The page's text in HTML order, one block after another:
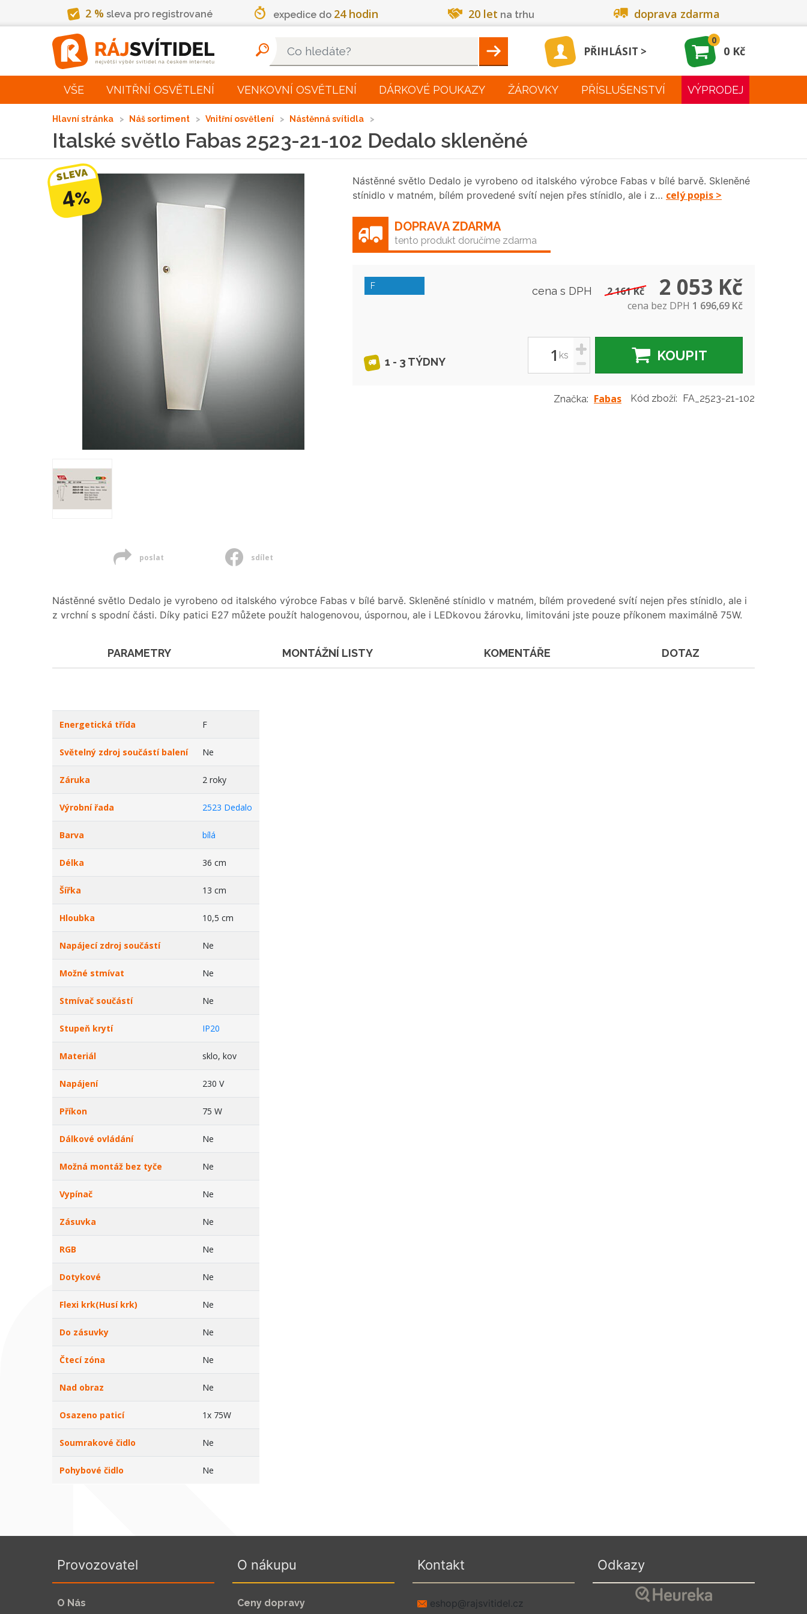
2 % sleva pro registrované expedice do 24 hodin 20 let na trhu doprava zdarma
Hleadat PŘIHLÁSIT
0
0 Kč
VŠE VNITŘNÍ OSVĚTLENÍ VENKOVNÍ OSVĚTLENÍ DÁRKOVÉ POUKAZY ŽÁROVKY PŘÍSLUŠENSTVÍ VÝPRODEJ
Hlavní stránka Náš sortiment Vnitřní osvětlení Nástěnná svítidla
Italské světlo Fabas 2523-21-102 Dedalo skleněné
SLEVA
4%
poslat sdílet
Nástěnné světlo Dedalo je vyrobeno od italského výrobce Fabas v bílé barvě. Skleněné
stínidlo v matném, bílém provedené svítí nejen přes stínidlo, ale i z… celý popis >
DOPRAVA ZDARMA
tento produkt doručíme zdarma
F
1 - 3 TÝDNY
cena s DPH 2 161 Kč 2 053 Kč
cena bez DPH 1 696,69 Kč
ks
+
-
KOUPIT
Značka: Fabas Kód zboží: FA_2523-21-102
Nástěnné světlo Dedalo je vyrobeno od italského výrobce Fabas v bílé barvě. Skleněné stínidlo v matném, bílém provedené svítí nejen přes stínidlo, ale i
z vrchní s spodní části. Díky patici E27 můžete použít halogenovou, úspornou, ale i LEDkovou žárovku, limitováni jste pouze příkonem maximálně 75W.
PARAMETRY MONTÁŽNÍ LISTY KOMENTÁŘE DOTAZ
Energetická třída F
Světelný zdroj součástí balení Ne
Záruka 2 roky
Výrobní řada 2523 Dedalo
Barva bílá
Délka 36 cm
Šířka 13 cm
Hloubka 10,5 cm
Napájecí zdroj součástí Ne
Možné stmívat Ne
Stmívač součástí Ne
Stupeň krytí IP20
Materiál sklo, kov
Napájení 230 V
Příkon 75 W
Dálkové ovládání Ne
Možná montáž bez tyče Ne
Vypínač Ne
Zásuvka Ne
RGB Ne
Dotykové Ne
Flexi krk(Husí krk) Ne
Do zásuvky Ne
Čtecí zóna Ne
Nad obraz Ne
Osazeno paticí 1x 75W
Soumrakové čidlo Ne
Pohybové čidlo Ne
Provozovatel
O Nás
O nákupu
Ceny dopravy
Kontakt
zc.leditivsjar@pohse
Odkazy